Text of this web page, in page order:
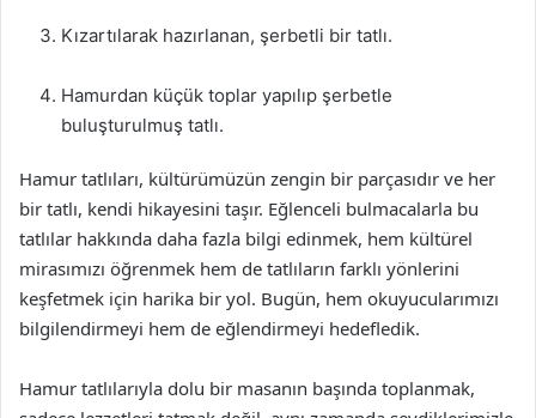
Kızartılarak hazırlanan, şerbetli bir tatlı.
Hamurdan küçük toplar yapılıp şerbetle
buluşturulmuş tatlı.
Hamur tatlıları, kültürümüzün zengin bir parçasıdır ve her
bir tatlı, kendi hikayesini taşır. Eğlenceli bulmacalarla bu
tatlılar hakkında daha fazla bilgi edinmek, hem kültürel
mirasımızı öğrenmek hem de tatlıların farklı yönlerini
keşfetmek için harika bir yol. Bugün, hem okuyucularımızı
bilgilendirmeyi hem de eğlendirmeyi hedefledik.
Hamur tatlılarıyla dolu bir masanın başında toplanmak,